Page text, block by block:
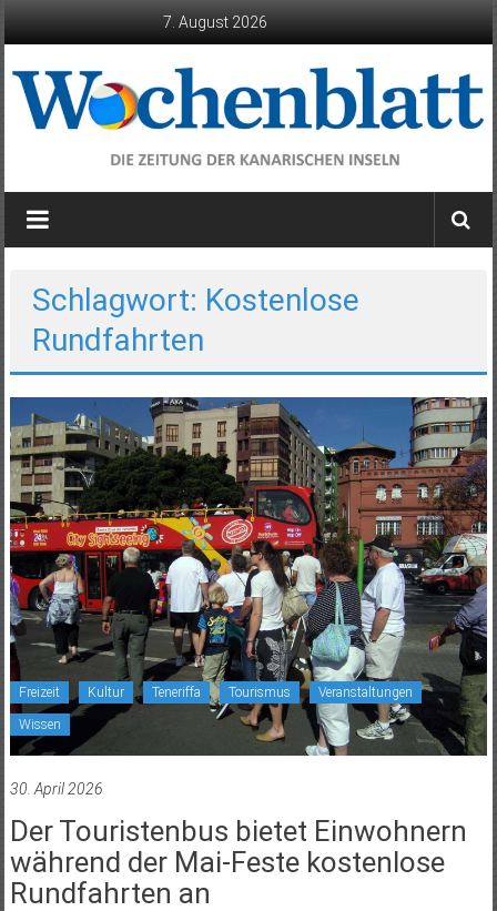
7. August 2026
Wochenblatt
die
Kanarischen
Inseln
Schlagwort: Kostenlose
Rundfahrten
Freizeit Kultur Teneriffa Tourismus Veranstaltungen
Wissen
30. April 2026
Der Touristenbus bietet Einwohnern
während der Mai-Feste kostenlose
Rundfahrten an